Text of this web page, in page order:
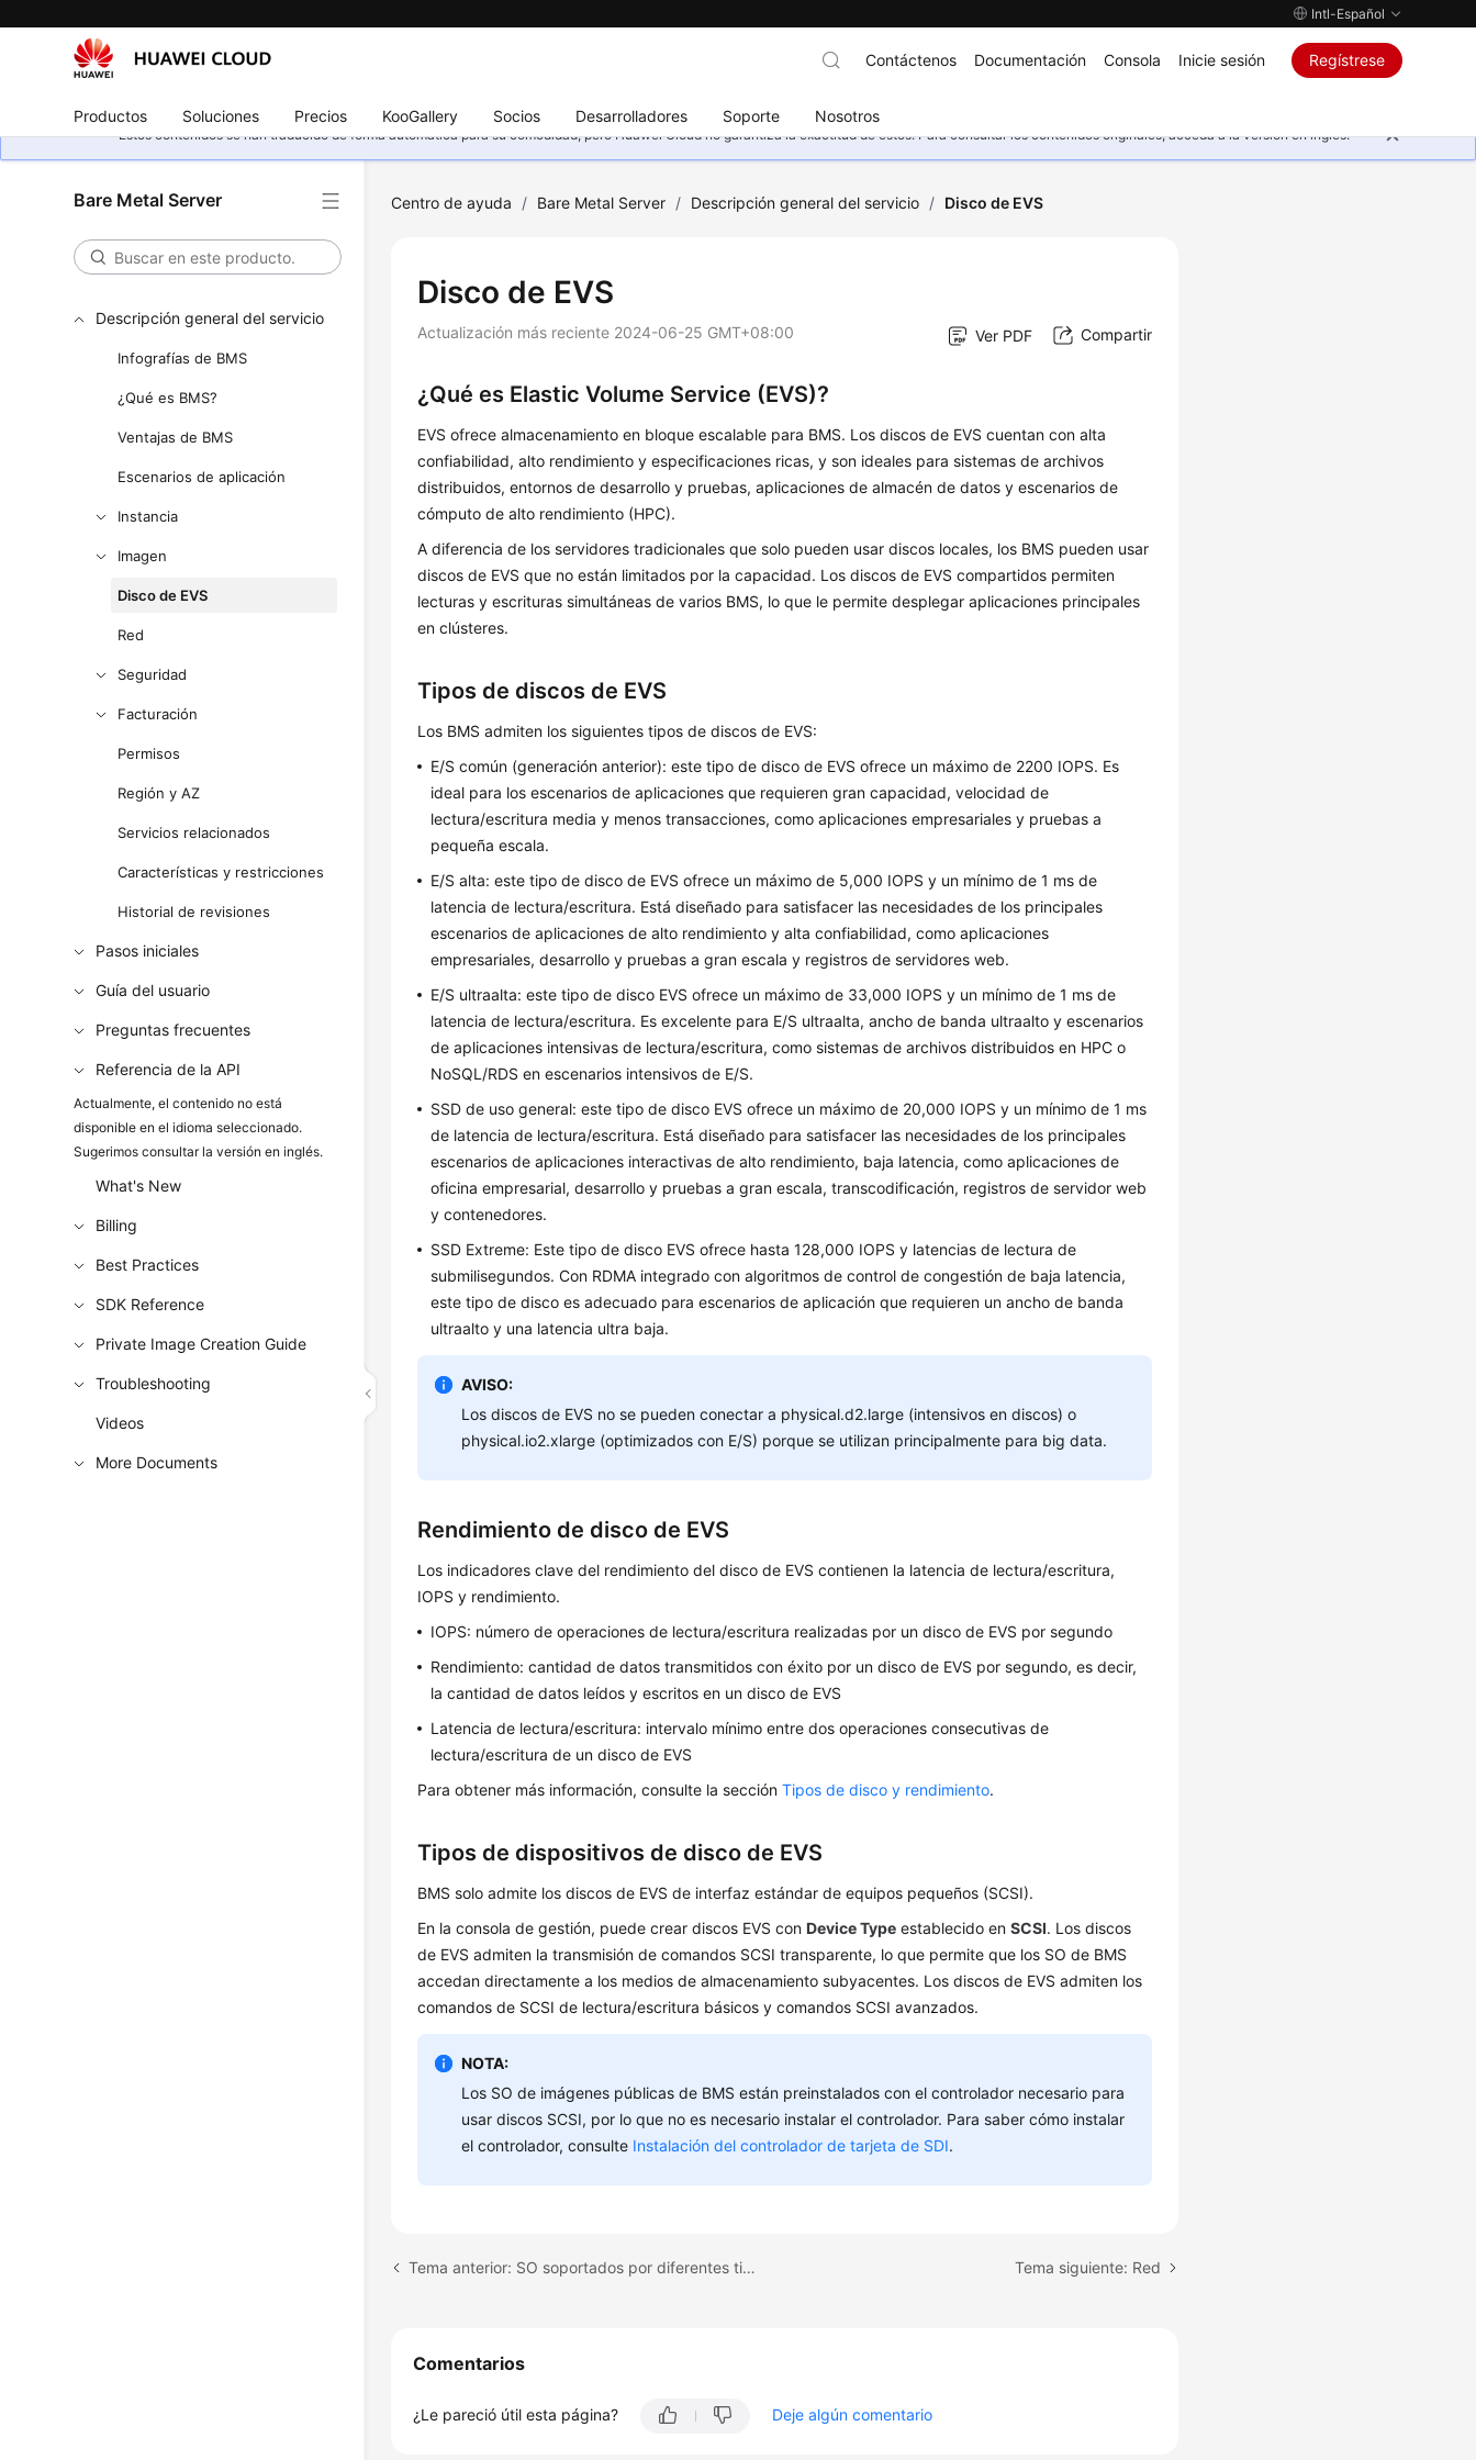
Intl-Español
Productos Soluciones Precios KooGallery Socios Desarrolladores Soporte Nosotros
Contáctenos Documentación Consola Inicie sesión Regístrese
Estos contenidos se han traducido de forma automática para su comodidad, pero Huawei Cloud no garantiza la exactitud de estos. Para consultar los contenidos originales, acceda a la versión en inglés.
Bare Metal Server
Descripción general del servicio
Infografías de BMS
¿Qué es BMS?
Ventajas de BMS
Escenarios de aplicación
Instancia
Imagen
Disco de EVS
Red
Seguridad
Facturación
Permisos
Región y AZ
Servicios relacionados
Características y restricciones
Historial de revisiones
Pasos iniciales
Guía del usuario
Preguntas frecuentes
Referencia de la API
Actualmente, el contenido no está
disponible en el idioma seleccionado.
Sugerimos consultar la versión en inglés.
What's New
Billing
Best Practices
SDK Reference
Private Image Creation Guide
Troubleshooting
Videos
More Documents
Centro de ayuda / Bare Metal Server / Descripción general del servicio / Disco de EVS
Disco de EVS
Actualización más reciente 2024-06-25 GMT+08:00 Ver PDF Compartir
¿Qué es Elastic Volume Service (EVS)?
EVS ofrece almacenamiento en bloque escalable para BMS. Los discos de EVS cuentan con alta
confiabilidad, alto rendimiento y especificaciones ricas, y son ideales para sistemas de archivos
distribuidos, entornos de desarrollo y pruebas, aplicaciones de almacén de datos y escenarios de
cómputo de alto rendimiento (HPC).
A diferencia de los servidores tradicionales que solo pueden usar discos locales, los BMS pueden usar
discos de EVS que no están limitados por la capacidad. Los discos de EVS compartidos permiten
lecturas y escrituras simultáneas de varios BMS, lo que le permite desplegar aplicaciones principales
en clústeres.
Tipos de discos de EVS
Los BMS admiten los siguientes tipos de discos de EVS:
E/S común (generación anterior): este tipo de disco de EVS ofrece un máximo de 2200 IOPS. Es
ideal para los escenarios de aplicaciones que requieren gran capacidad, velocidad de
lectura/escritura media y menos transacciones, como aplicaciones empresariales y pruebas a
pequeña escala.
E/S alta: este tipo de disco de EVS ofrece un máximo de 5,000 IOPS y un mínimo de 1 ms de
latencia de lectura/escritura. Está diseñado para satisfacer las necesidades de los principales
escenarios de aplicaciones de alto rendimiento y alta confiabilidad, como aplicaciones
empresariales, desarrollo y pruebas a gran escala y registros de servidores web.
E/S ultraalta: este tipo de disco EVS ofrece un máximo de 33,000 IOPS y un mínimo de 1 ms de
latencia de lectura/escritura. Es excelente para E/S ultraalta, ancho de banda ultraalto y escenarios
de aplicaciones intensivas de lectura/escritura, como sistemas de archivos distribuidos en HPC o
NoSQL/RDS en escenarios intensivos de E/S.
SSD de uso general: este tipo de disco EVS ofrece un máximo de 20,000 IOPS y un mínimo de 1 ms
de latencia de lectura/escritura. Está diseñado para satisfacer las necesidades de los principales
escenarios de aplicaciones interactivas de alto rendimiento, baja latencia, como aplicaciones de
oficina empresarial, desarrollo y pruebas a gran escala, transcodificación, registros de servidor web
y contenedores.
SSD Extreme: Este tipo de disco EVS ofrece hasta 128,000 IOPS y latencias de lectura de
submilisegundos. Con RDMA integrado con algoritmos de control de congestión de baja latencia,
este tipo de disco es adecuado para escenarios de aplicación que requieren un ancho de banda
ultraalto y una latencia ultra baja.
AVISO:
Los discos de EVS no se pueden conectar a physical.d2.large (intensivos en discos) o
physical.io2.xlarge (optimizados con E/S) porque se utilizan principalmente para big data.
Rendimiento de disco de EVS
Los indicadores clave del rendimiento del disco de EVS contienen la latencia de lectura/escritura,
IOPS y rendimiento.
IOPS: número de operaciones de lectura/escritura realizadas por un disco de EVS por segundo
Rendimiento: cantidad de datos transmitidos con éxito por un disco de EVS por segundo, es decir,
la cantidad de datos leídos y escritos en un disco de EVS
Latencia de lectura/escritura: intervalo mínimo entre dos operaciones consecutivas de
lectura/escritura de un disco de EVS
Para obtener más información, consulte la secciónTipos de disco y rendimiento.
Tipos de dispositivos de disco de EVS
BMS solo admite los discos de EVS de interfaz estándar de equipos pequeños (SCSI).
En la consola de gestión, puede crear discos EVS conDevice Type establecido enSCSI. Los discos
de EVS admiten la transmisión de comandos SCSI transparente, lo que permite que los SO de BMS
accedan directamente a los medios de almacenamiento subyacentes. Los discos de EVS admiten los
comandos de SCSI de lectura/escritura básicos y comandos SCSI avanzados.
NOTA:
Los SO de imágenes públicas de BMS están preinstalados con el controlador necesario para
usar discos SCSI, por lo que no es necesario instalar el controlador. Para saber cómo instalar
el controlador, consulte Instalación del controlador de tarjeta de SDI.
Tema anterior: SO soportados por diferentes tipos de BMS Tema siguiente: Red
Comentarios
¿Le pareció útil esta página? Deje algún comentario